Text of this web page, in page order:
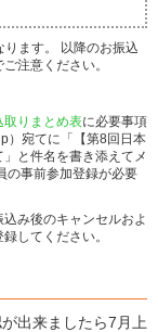
ります。 以降のお振込
注意ください。
取りまとめ表に必要事項
）宛てに「【第8回日本
と件名を書き添えてメ
の事前参加登録が必要
み後のキャンセルおよ
してください。
出来ましたら7月上